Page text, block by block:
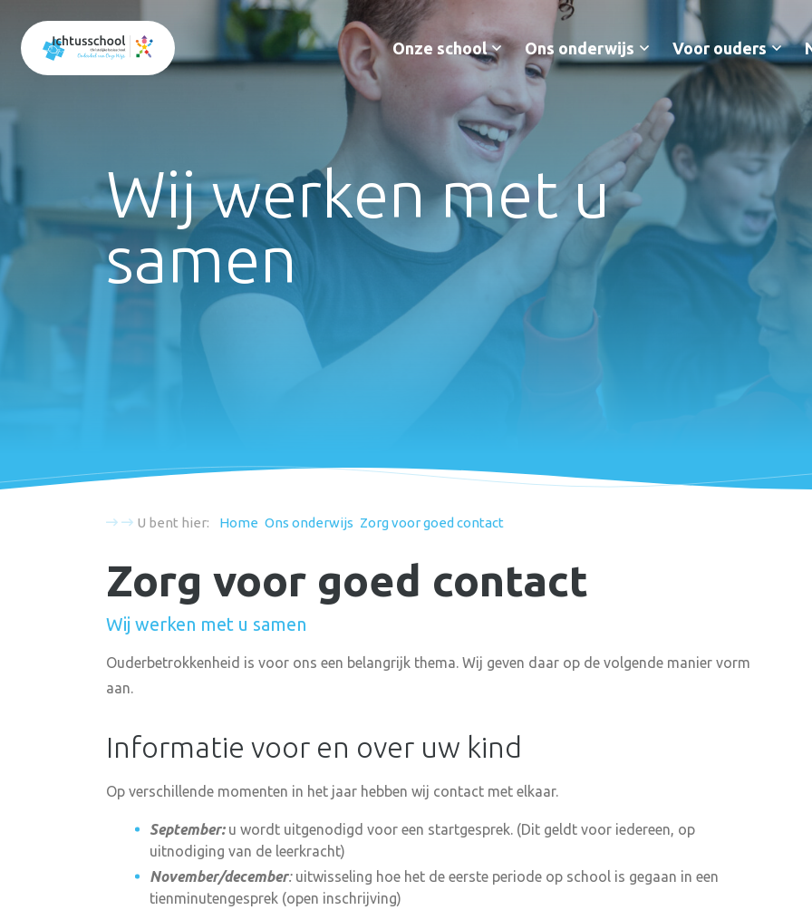
Onze school Ons onderwijs Voor ouders
Wij werken met u
samen
U bent hier: Home Ons onderwijs Zorg voor goed contact
Zorg voor goed contact
Wij werken met u samen
Ouderbetrokkenheid is voor ons een belangrijk thema. Wij geven daar op de volgende manier vorm
aan.
Informatie voor en over uw kind
Op verschillende momenten in het jaar hebben wij contact met elkaar.
September:u wordt uitgenodigd voor een startgesprek. (Dit geldt voor iedereen, op
uitnodiging van de leerkracht)
November/december:uitwisseling hoe het de eerste periode op school is gegaan in een
tienminutengesprek (open inschrijving)